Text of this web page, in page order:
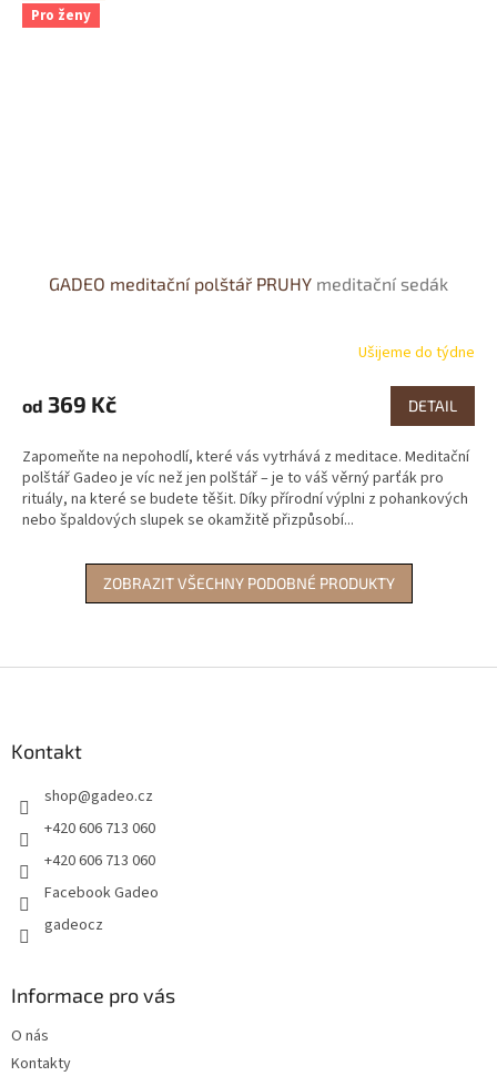
Pro ženy
GADEO meditační polštář PRUHY meditační sedák
Ušijeme do týdne
od 369 Kč DETAIL
Zapomeňte na nepohodlí, které vás vytrhává z meditace. Meditační
polštář Gadeo je víc než jen polštář – je to váš věrný parťák pro
rituály, na které se budete těšit. Díky přírodní výplni z pohankových
nebo špaldových slupek se okamžitě přizpůsobí...
ZOBRAZIT VŠECHNY PODOBNÉ PRODUKTY
Kontakt
shop@gadeo.cz
+420 606 713 060
+420 606 713 060
Facebook Gadeo
gadeocz
Informace pro vás
O nás
Kontakty